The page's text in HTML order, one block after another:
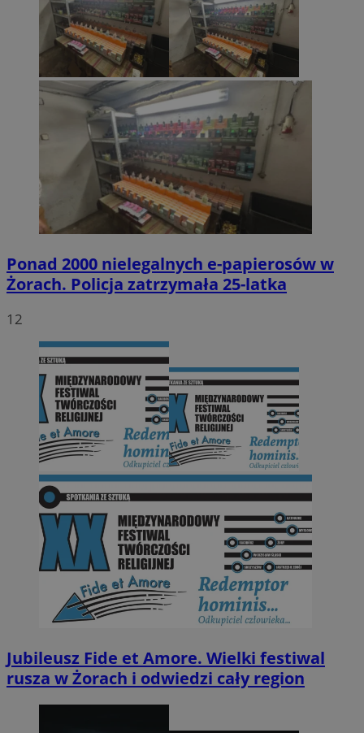
Ponad 2000 nielegalnych e-papierosów w
Żorach. Policja zatrzymała 25-latka
12
Jubileusz Fide et Amore. Wielki festiwal
rusza w Żorach i odwiedzi cały region